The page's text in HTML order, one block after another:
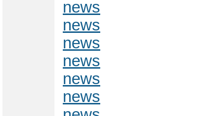
news
news
news
news
news
news